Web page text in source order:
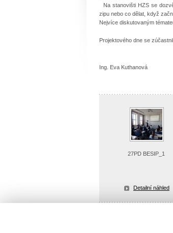
Na stanovišti HZS se
zipu nebo co
Nejvíce diskutovaným
Projektového dne se
Ing. Eva Kuthanová
27PD BESIP_1
Detailní náhled